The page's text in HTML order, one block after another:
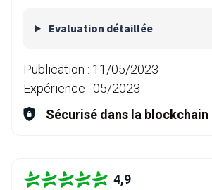
Evaluation détaillée
Publication : 11/05/2023
Expérience : 05/2023
Sécurisé dans la blockchain
4,9